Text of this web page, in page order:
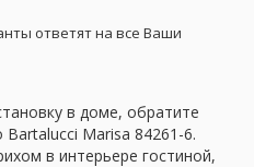
ответят на все Ваши
в доме, обратите
Marisa 84261-6.
в интерьере гостиной,